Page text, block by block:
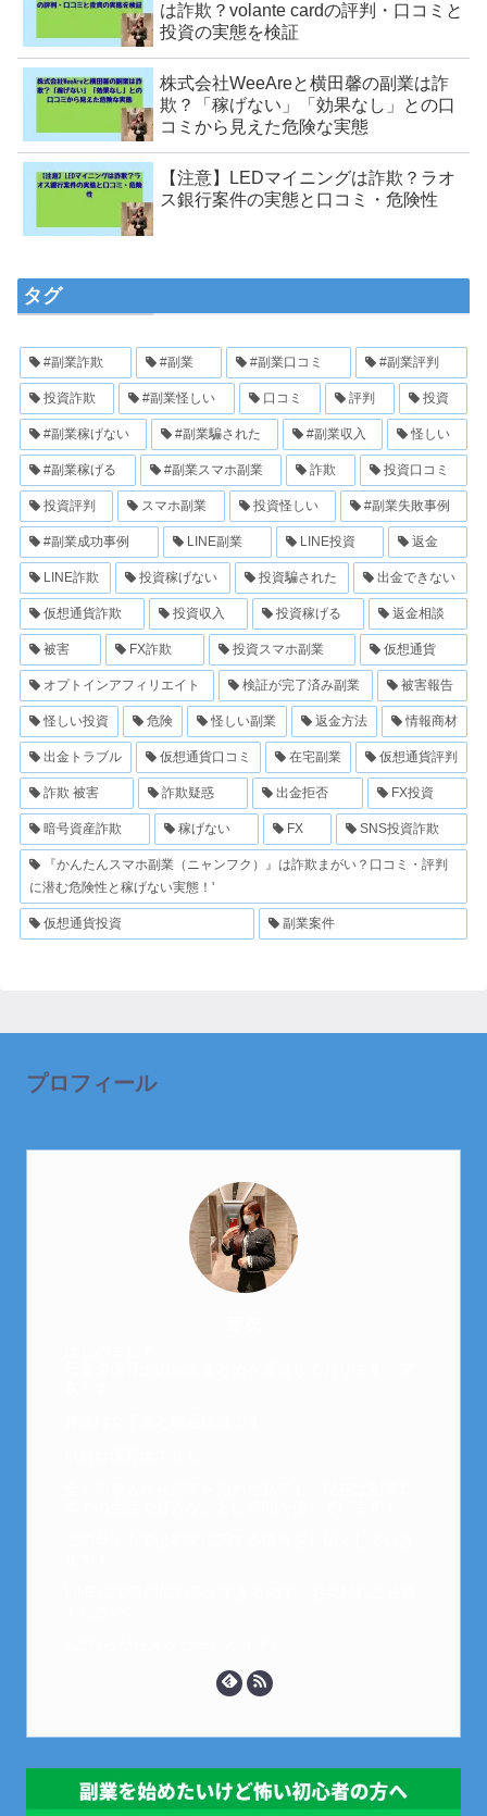
は詐欺？volante cardの評判・口コミと
投資の実態を検証
株式会社WeeAreと横田馨の副業は詐
欺？「稼げない」「効果なし」との口
コミから見えた危険な実態
【注意】LEDマイニングは詐欺？ラオ
ス銀行案件の実態と口コミ・危険性
タグ
#副業詐欺 #副業 #副業口コミ #副業評判
投資詐欺 #副業怪しい 口コミ 評判 投資
#副業稼げない #副業騙された #副業収入 怪しい
#副業稼げる #副業スマホ副業 詐欺 投資口コミ
投資評判 スマホ副業 投資怪しい #副業失敗事例
#副業成功事例 LINE副業 LINE投資 返金
LINE詐欺 投資稼げない 投資騙された 出金できない
仮想通貨詐欺 投資収入 投資稼げる 返金相談
被害 FX詐欺 投資スマホ副業 仮想通貨
オプトインアフィリエイト 検証が完了済み副業 被害報告
怪しい投資 危険 怪しい副業 返金方法 情報商材
出金トラブル 仮想通貨口コミ 在宅副業 仮想通貨評判
詐欺 被害 詐欺疑惑 出金拒否 FX投資
暗号資産詐欺 稼げない FX SNS投資詐欺
『かんたんスマホ副業（ニャンフク）』は詐欺まがい？口コミ・評判
に潜む危険性と稼げない実態！'
仮想通貨投資 副業案件
プロフィール